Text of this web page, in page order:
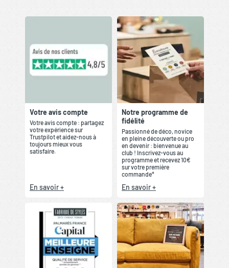
Votre avis compte
Votre avis compte : partagez
votre expérience sur
Trustpilot et aidez-nous à
toujours mieux vous
satisfaire.
En savoir +
Notre programme de
fidélité
Passionné de déco, novice
en pleine découverte ou pro
en devenir : bienvenue au
club ! Inscrivez-vous au
programme et recevez 10€
sur votre première
commande*
En savoir +